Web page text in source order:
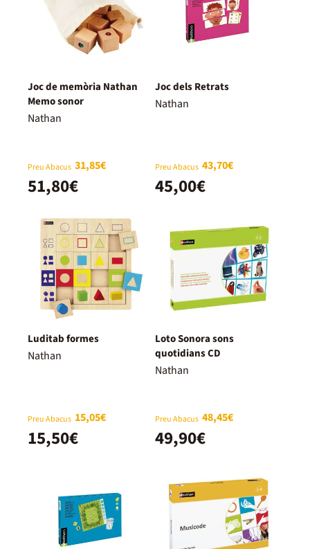
Joc de memòria Nathan
Memo sonor
Nathan
Preu Abacus 31,85€
51,80€
Joc dels Retrats
Nathan
Preu Abacus 43,70€
45,00€
Luditab formes
Nathan
Preu Abacus 15,05€
15,50€
Loto Sonora sons
quotidians CD
Nathan
Preu Abacus 48,45€
49,90€